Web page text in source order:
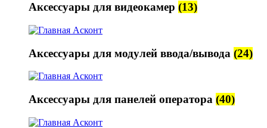
Аксессуары для видеокамер (13)
Аксессуары для модулей ввода/вывода (24)
Аксессуары для панелей оператора (40)